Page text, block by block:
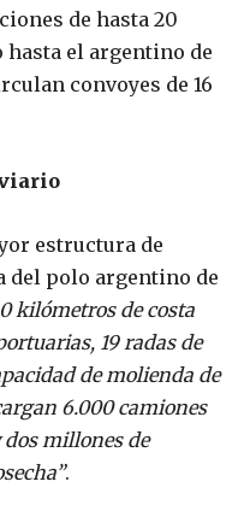
de hasta 20
hasta el argentino de
convoyes de 16
estructura de
del polo argentino de
kilómetros de costa
19 radas de
de molienda de
6.000 camiones
dos millones de
.